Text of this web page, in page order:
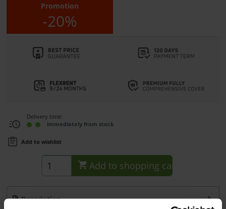
Promotion
-20%
Delivery time:
immediately from stock
Add to wishlist
Add to shopping cart
Description